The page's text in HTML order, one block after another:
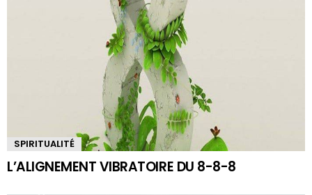
SPIRITUALITÉ
L’ALIGNEMENT VIBRATOIRE DU 8-8-8